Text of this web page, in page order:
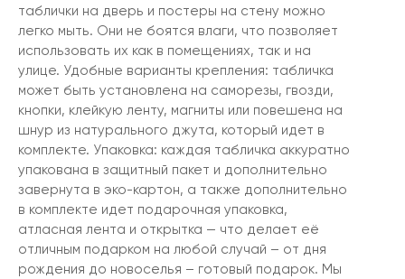
таблички на дверь и постеры на стену можно
легко мыть. Они не боятся влаги, что позволяет
использовать их как в помещениях, так и на
улице. Удобные варианты крепления: табличка
может быть установлена на саморезы, гвозди,
кнопки, клейкую ленту, магниты или повешена на
шнур из натурального джута, который идет в
комплекте. Упаковка: каждая табличка аккуратно
упакована в защитный пакет и дополнительно
завернута в эко-картон, а также дополнительно
в комплекте идет подарочная упаковка,
атласная лента и открытка — что делает её
отличным подарком на любой случай – от дня
рождения до новоселья – готовый подарок. Мы